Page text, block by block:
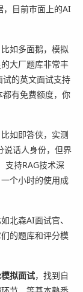
，目前市面上的AI
如多面鹅，模拟
大厂题库非常丰
试的英文面试支持
有免费额度，你
如即答侠，实测
说话人身份，但界
支持RAG技术深
个小时的使用成
北森AI面试官、
的题库和评分模
拟面试，找到自